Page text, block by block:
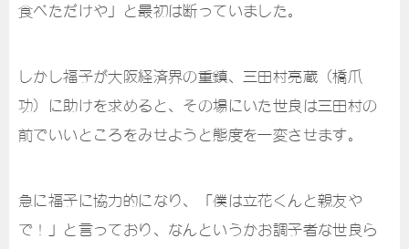
食べただけや」と最初は断っていました。
しかし福子が大阪経済界の重鎮、三田村亮蔵（橋爪
功）に助けを求めると、その場にいた世良は三田村の
前でいいところをみせようと態度を一変させます。
急に福子に協力的になり、「僕は立花くんと親友や
で！」と言っており、なんというかお調子者な世良ら